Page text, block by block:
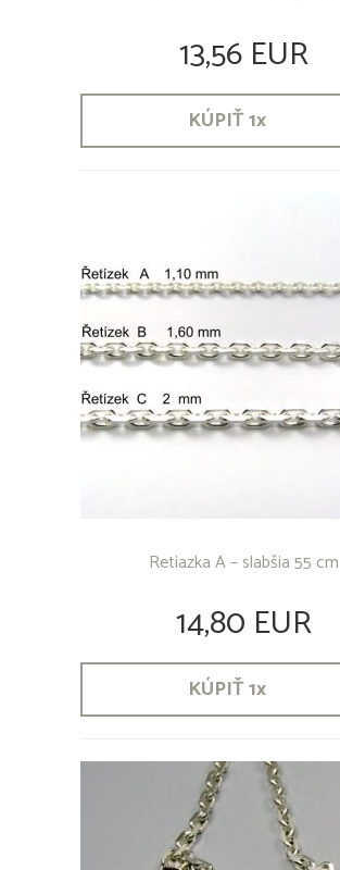
13,56 EUR
KÚPIŤ1x
Retiazka A – slabšia 55 cm
14,80 EUR
KÚPIŤ1x